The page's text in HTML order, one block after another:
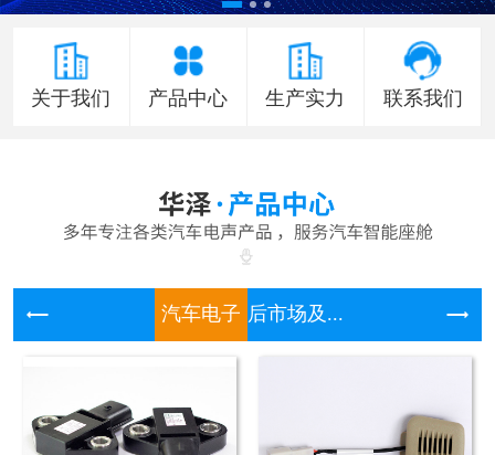
关于我们 产品中心 生产实力 联系我们
汽车电子 后市场及...